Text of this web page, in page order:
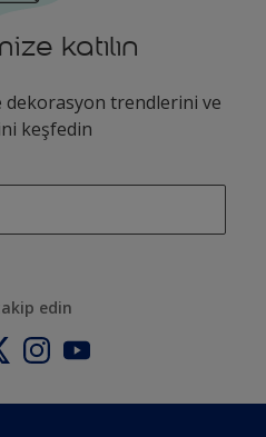
katılın
dekorasyon trendlerini ve
keşfedin
edin